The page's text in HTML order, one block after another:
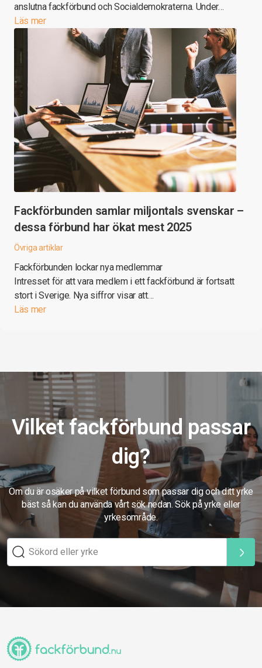
anslutna fackförbund och Socialdemokraterna. Under…
Läs mer
Fackförbunden samlar miljontals svenskar –
dessa förbund har ökat mest 2025
Övriga artiklar
Fackförbunden lockar nya medlemmar
Intresset för att vara medlem i ett fackförbund är fortsatt
stort i Sverige. Nya siffror visar att…
Läs mer
Vilket fackförbund passar
dig?
Om du är osäker på vilket förbund som passar dig och ditt yrke
bäst så kan du använda vårt sök nedan. Sök på yrke eller
yrkesområde.